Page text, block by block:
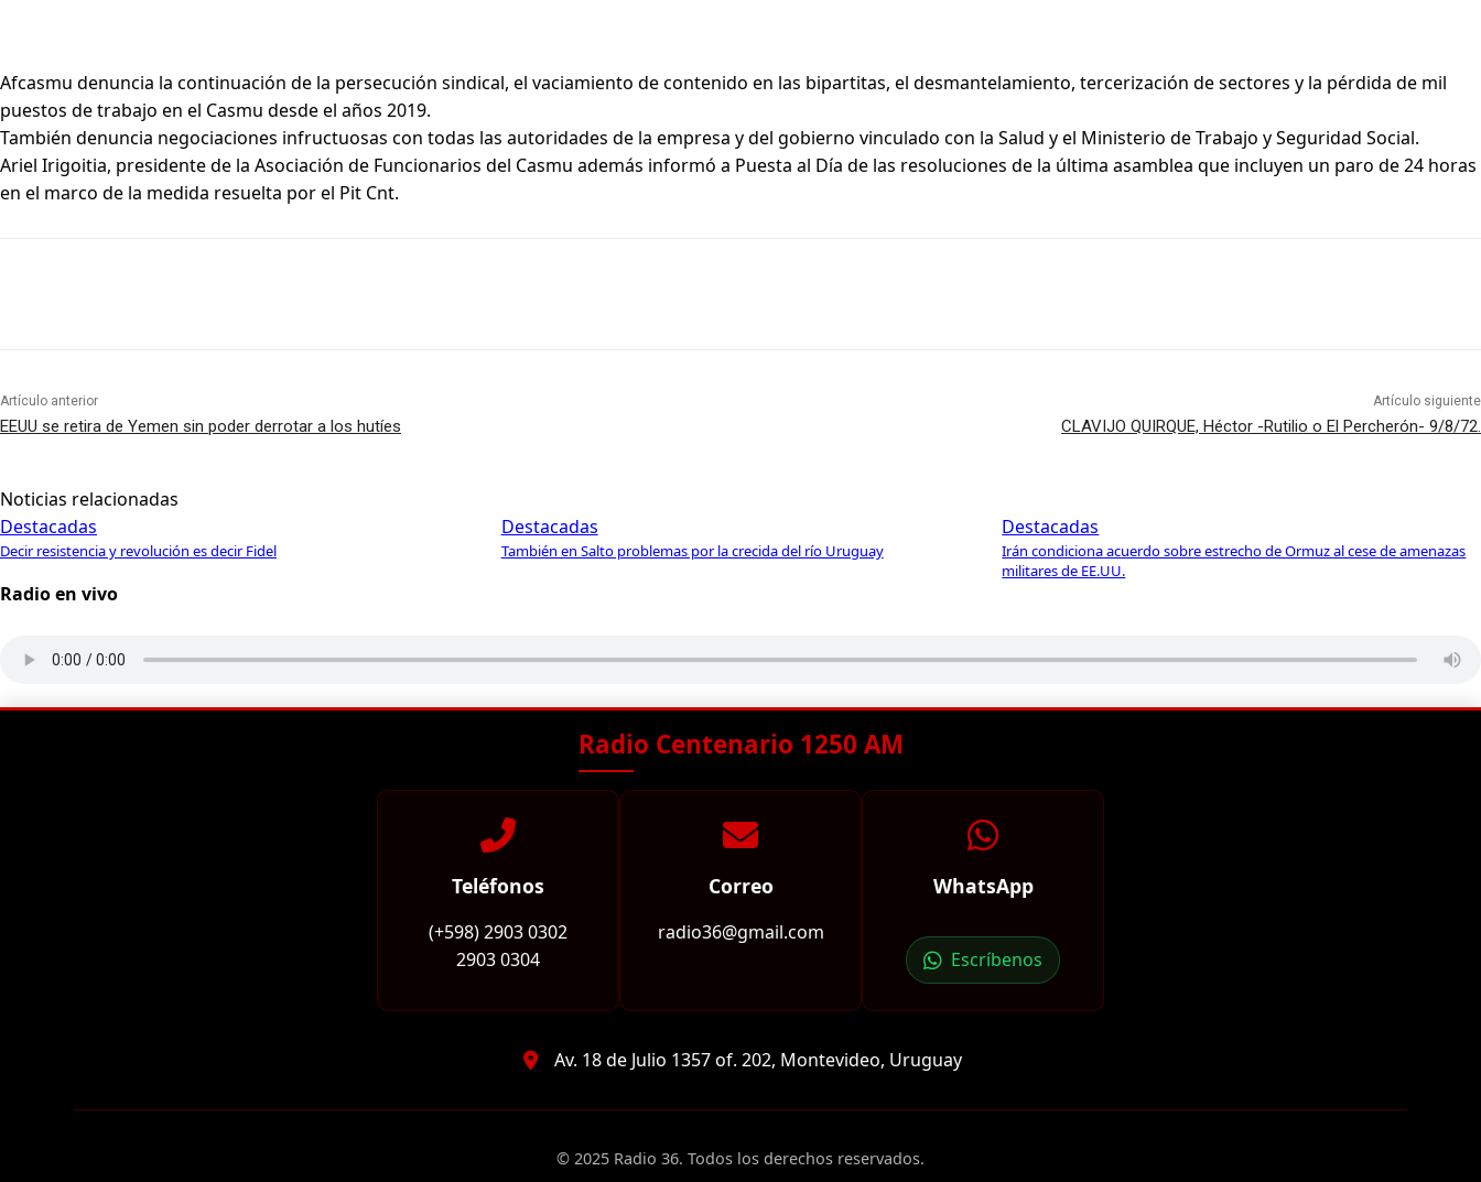
Afcasmu denuncia la continuación de la persecución sindical, el vaciamiento de contenido en las bipartitas, el desmantelamiento, tercerización de sectores y la pérdida de mil
puestos de trabajo en el Casmu desde el años 2019.
También denuncia negociaciones infructuosas con todas las autoridades de la empresa y del gobierno vinculado con la Salud y el Ministerio de Trabajo y Seguridad Social.
Ariel Irigoitia, presidente de la Asociación de Funcionarios del Casmu además informó a Puesta al Día de las resoluciones de la última asamblea que incluyen un paro de 24 horas
en el marco de la medida resuelta por el Pit Cnt.
Artículo anterior
EEUU se retira de Yemen sin poder derrotar a los hutíes
Artículo siguiente
CLAVIJO QUIRQUE, Héctor -Rutilio o El Percherón- 9/8/72.
Noticias relacionadas
Destacadas
Decir resistencia y revolución es decir Fidel
Destacadas
También en Salto problemas por la crecida del río Uruguay
Destacadas
Irán condiciona acuerdo sobre estrecho de Ormuz al cese de amenazas
militares de EE.UU.
Radio en vivo
Radio Centenario 1250 AM
Teléfonos
(+598) 2903 0302
2903 0304
Correo
radio36@gmail.com
WhatsApp
Escríbenos
Av. 18 de Julio 1357 of. 202, Montevideo, Uruguay
© 2025 Radio 36. Todos los derechos reservados.